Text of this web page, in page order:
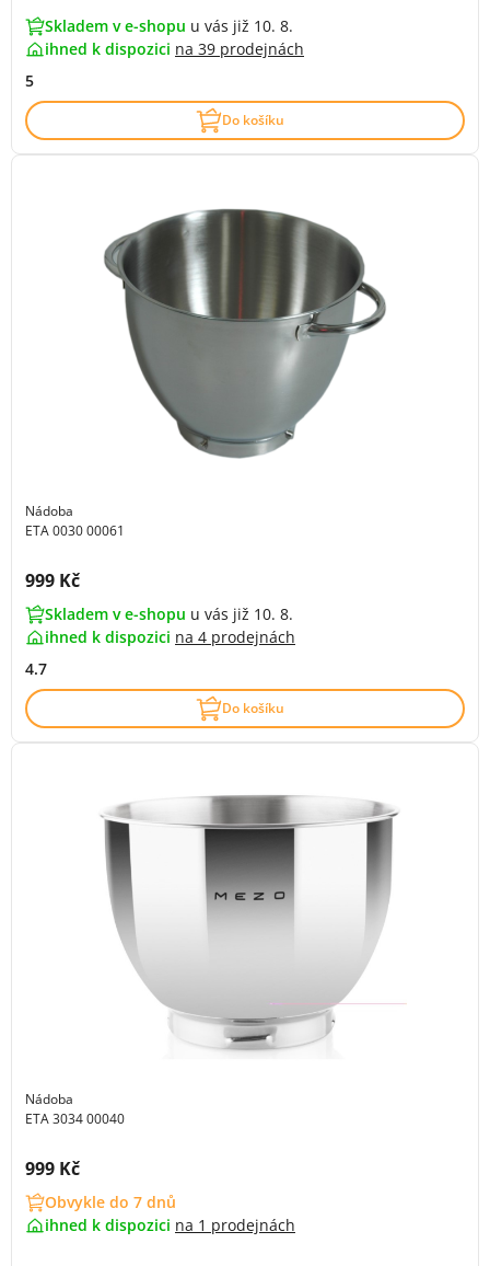
Skladem v e-shopu u vás již 10. 8.
ihned k dispozici na 39 prodejnách
5
Do košíku
Nádoba
ETA 0030 00061
Cena s DPH:
999 Kč
Skladem v e-shopu u vás již 10. 8.
ihned k dispozici na 4 prodejnách
4.7
Do košíku
Nádoba
ETA 3034 00040
Cena s DPH:
999 Kč
Obvykle do 7 dnů
ihned k dispozici na 1 prodejnách